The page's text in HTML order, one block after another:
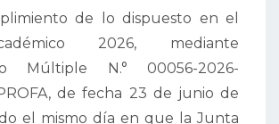
de lo dispuesto en el
2026, mediante
Múltiple N.° 00056-2026-
de fecha 23 de junio de
el mismo día en que la Junta